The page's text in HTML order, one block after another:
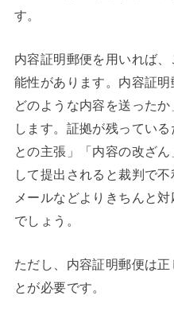
す。
内容証明郵便を用いれば
能性があります。内容証明
どのような内容を送った
します。証拠が残ってい
との主張」「内容の改ざ
して提出されると裁判で
メールなどよりきちんと
でしょう。
ただし、内容証明郵便は
とが必要です。